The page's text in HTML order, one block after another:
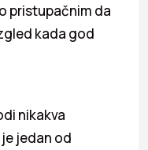
pristupačnim da
kada god
nikakva
jedan od